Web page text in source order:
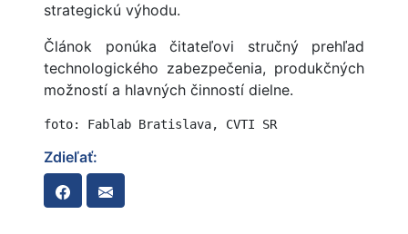
strategickú výhodu.
Článok ponúka čitateľovi stručný prehľad
technologického zabezpečenia, produkčných
možností a hlavných činností dielne.
foto: Fablab Bratislava, CVTI SR
Zdieľať: